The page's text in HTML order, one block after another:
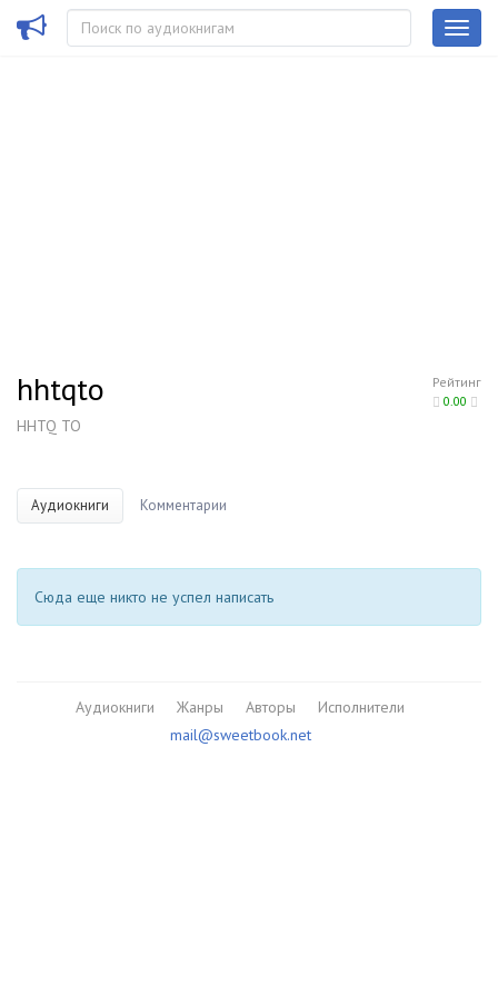
Рейтинг
0.00
hhtqto
HHTQ TO
Аудиокниги Комментарии
Сюда еще никто не успел написать
Аудиокниги Жанры Авторы
Исполнители
mail@sweetbook.net